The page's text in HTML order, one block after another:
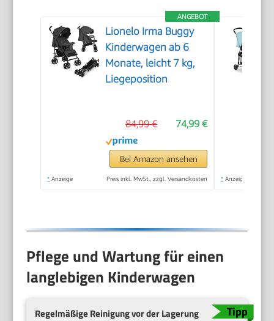
ANGEBOT
Lionelo Irma Buggy
Kinderwagen ab 6
Monate, leicht 7 kg,
Liegeposition
74,99 €
84,99 €
Bei Amazon ansehen
* Anzeige Preis inkl. MwSt., zzgl. Versandkosten * Anzeige
Pflege und Wartung für einen
langlebigen Kinderwagen
Regelmäßige Reinigung vor der Lagerung